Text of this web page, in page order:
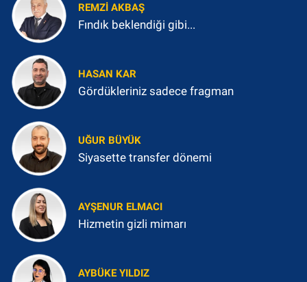
REMZI AKBAŞ
Fındık beklendiği gibi...
HASAN KAR
Gördükleriniz sadece fragman
UĞUR BÜYÜK
Siyasette transfer dönemi
AYŞENUR ELMACI
Hizmetin gizli mimarı
AYBÜKE YILDIZ